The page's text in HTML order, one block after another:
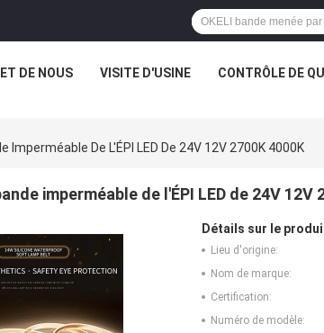
DE NOUS VISITE D'USINE CONTRÔLE DE
Imperméable De L'ÉPI LED De 24V 12V 2700K 4000K
imperméable de l'ÉPI LED de 24V 12V
Détails sur le
Lieu d'origine:
Nom de marque:
Certification:
Numéro de modèle: